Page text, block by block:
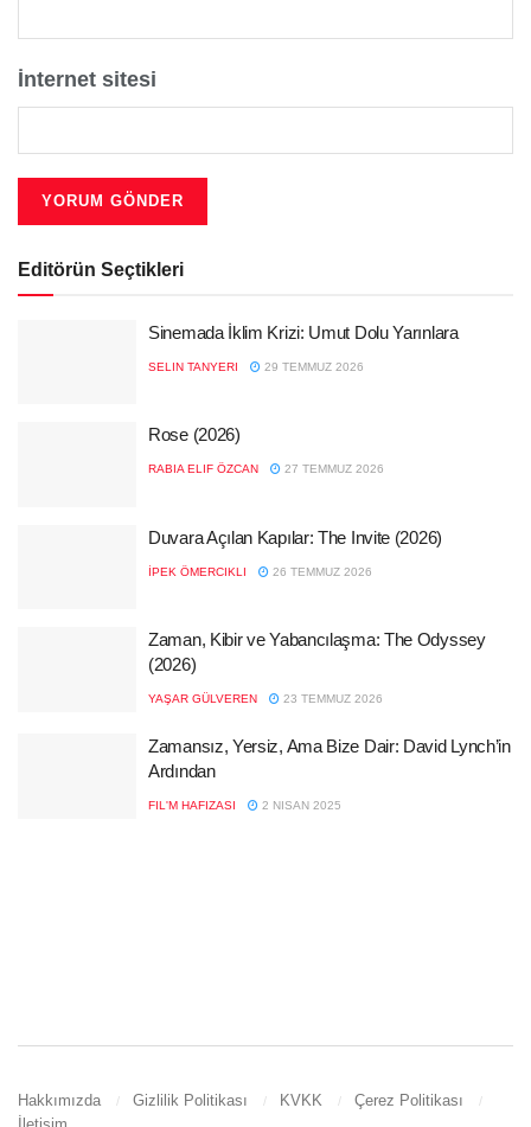
İnternet sitesi
Editörün Seçtikleri
Sinemada İklim Krizi: Umut Dolu Yarınlara
SELIN TANYERI 29 TEMMUZ 2026
Rose (2026)
RABIA ELIF ÖZCAN 27 TEMMUZ 2026
Duvara Açılan Kapılar: The Invite (2026)
İPEK ÖMERCIKLI 26 TEMMUZ 2026
Zaman, Kibir ve Yabancılaşma: The Odyssey
(2026)
YAŞAR GÜLVEREN 23 TEMMUZ 2026
Zamansız, Yersiz, Ama Bize Dair: David Lynch’in
Ardından
FIL'M HAFIZASI 2 NISAN 2025
Hakkımızda Gizlilik Politikası KVKK
Çerez Politikası